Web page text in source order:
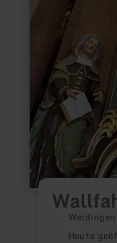
Weidingen
Heute